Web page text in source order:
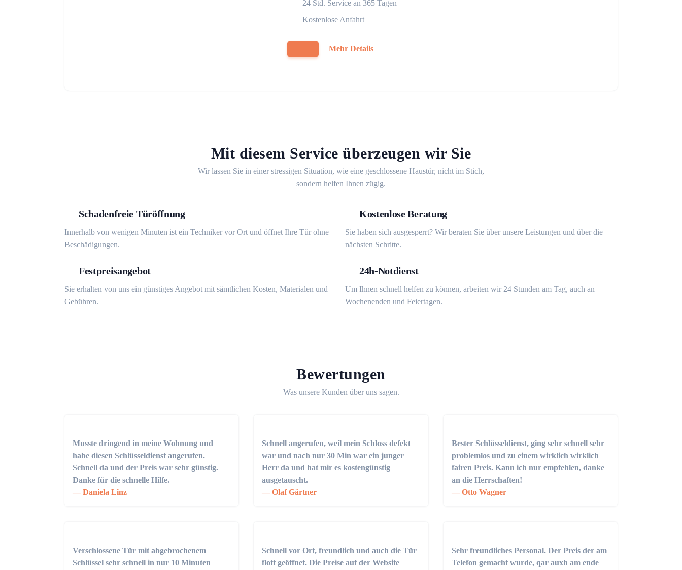
24 Std. Service an 365 Tagen
Kostenlose Anfahrt
Mehr Details
Mit diesem Service überzeugen wir Sie
Wir lassen Sie in einer stressigen Situation, wie eine geschlossene Haustür, nicht im Stich,
sondern helfen Ihnen zügig.
Schadenfreie Türöffnung
Innerhalb von wenigen Minuten ist ein Techniker vor Ort und öffnet Ihre Tür ohne
Beschädigungen.
Kostenlose Beratung
Sie haben sich ausgesperrt? Wir beraten Sie über unsere Leistungen und über die
nächsten Schritte.
Festpreisangebot
Sie erhalten von uns ein günstiges Angebot mit sämtlichen Kosten, Materialen und
Gebühren.
24h-Notdienst
Um Ihnen schnell helfen zu können, arbeiten wir 24 Stunden am Tag, auch an
Wochenenden und Feiertagen.
Bewertungen
Was unsere Kunden über uns sagen.
Musste dringend in meine Wohnung und
habe diesen Schlüsseldienst angerufen.
Schnell da und der Preis war sehr günstig.
Danke für die schnelle Hilfe.
Daniela Linz
Schnell angerufen, weil mein Schloss defekt
war und nach nur 30 Min war ein junger
Herr da und hat mir es kostengünstig
ausgetauscht.
Olaf Gärtner
Bester Schlüsseldienst, ging sehr schnell sehr
problemlos und zu einem wirklich wirklich
fairen Preis. Kann ich nur empfehlen, danke
an die Herrschaften!
Otto Wagner
Verschlossene Tür mit abgebrochenem
Schlüssel sehr schnell in nur 10 Minuten
Schnell vor Ort, freundlich und auch die Tür
flott geöffnet. Die Preise auf der Website
Sehr freundliches Personal. Der Preis der am
Telefon gemacht wurde, qar auxh am ende